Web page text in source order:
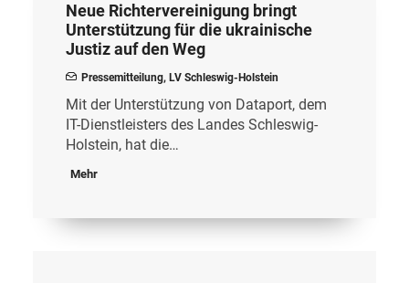
Neue Richtervereinigung bringt
Unterstützung für die ukrainische
Justiz auf den Weg
Pressemitteilung, LV Schleswig-Holstein
Mit der Unterstützung von Dataport, dem
IT-Dienstleisters des Landes Schleswig-
Holstein, hat die…
Mehr